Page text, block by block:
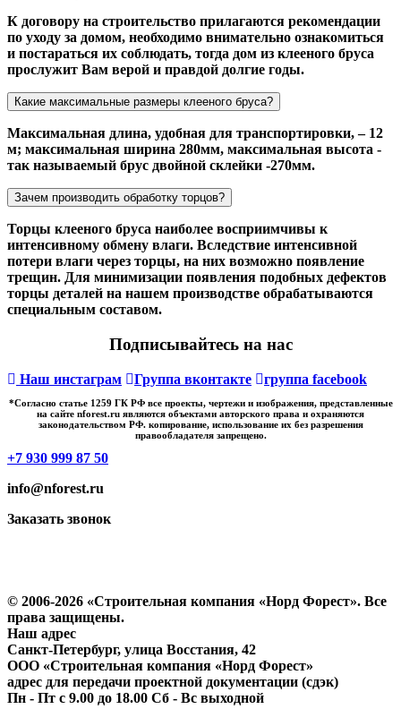
К договору на строительство прилагаются рекомендации
по уходу за домом, необходимо внимательно ознакомиться
и постараться их соблюдать, тогда дом из клееного бруса
прослужит Вам верой и правдой долгие годы.
Какие максимальные размеры клееного бруса?
Максимальная длина, удобная для транспортировки, – 12
м; максимальная ширина 280мм, максимальная высота -
так называемый брус двойной склейки -270мм.
Зачем производить обработку торцов?
Торцы клееного бруса наиболее восприимчивы к
интенсивному обмену влаги. Вследствие интенсивной
потери влаги через торцы, на них возможно появление
трещин. Для минимизации появления подобных дефектов
торцы деталей на нашем производстве обрабатываются
специальным составом.
Подписывайтесь на нас
Наш инстаграм Группа вконтакте группа facebook
*Cогласно статье 1259 ГК РФ все проекты, чертежи и изображения, представленные
на сайте nforest.ru являются объектами авторского права и охраняются
законодательством РФ. копирование, использование их без разрешения
правообладателя запрещено.
+7 930 999 87 50
info@nforest.ru
Заказать звонок
© 2006-2026 «Строительная компания «Норд Форест». Все
права защищены.
Наш адрес
​Санкт-Петербург, улица Восстания, 42
ООО «Строительная компания «Норд Форест»
адрес для передачи проектной документации (сдэк)
Пн - Пт с 9.00 до 18.00 Сб - Вс выходной